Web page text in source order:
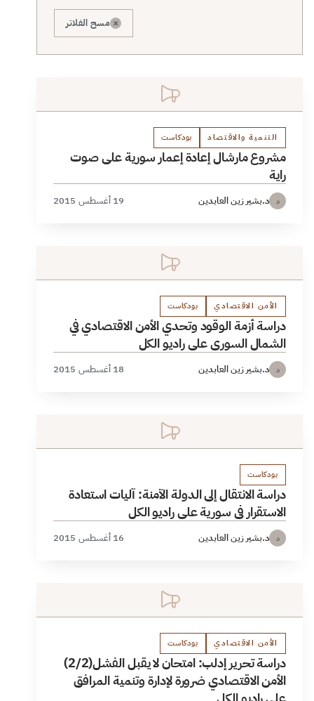
× مسح الفلاتر
التنمية والاقتصاد بودكاست
مشروع مارشال إعادة إعمار سورية على صوت
راية
د د.بشير زين العابدين 19 أغسطس 2015
الأمن الاقتصادي بودكاست
دراسة أزمة الوقود وتحدي الأمن الاقتصادي في
الشمال السوري على راديو الكل
د د.بشير زين العابدين 18 أغسطس 2015
بودكاست
دراسة الانتقال إلى الدولة الآمنة: آليات استعادة
الاستقرار في سورية على راديو الكل
د د.بشير زين العابدين 16 أغسطس 2015
الأمن الاقتصادي بودكاست
دراسة تحرير إدلب: امتحان لا يقبل الفشل(2/2)
الأمن الاقتصادي ضرورة لإدارة وتنمية المرافق